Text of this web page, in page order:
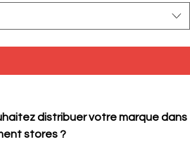
distribuer votre marque dans
stores ?